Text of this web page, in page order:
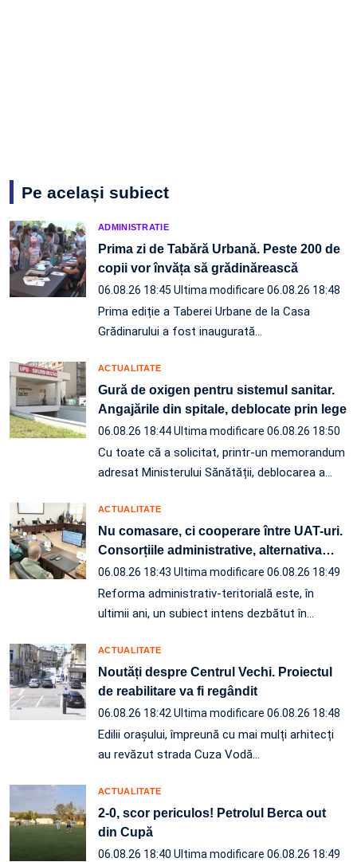
Pe același subiect
ADMINISTRATIE
Prima zi de Tabără Urbană. Peste 200 de
copii vor învăța să grădinărească
06.08.26 18:45 Ultima modificare 06.08.26 18:48
Prima ediție a Taberei Urbane de la Casa
Grădinarului a fost inaugurată…
ACTUALITATE
Gură de oxigen pentru sistemul sanitar.
Angajările din spitale, deblocate prin lege
06.08.26 18:44Ultima modificare 06.08.26 18:50
Cu toate că a solicitat, printr-un memorandum
adresat Ministerului Sănătății, deblocarea a…
ACTUALITATE
Nu comasare, ci cooperare între UAT-uri.
Consorțiile administrative, alternativa…
06.08.26 18:43 Ultima modificare 06.08.26 18:49
Reforma administrativ-teritorială este, în
ultimii ani, un subiect intens dezbătut în…
ACTUALITATE
Noutăți despre Centrul Vechi. Proiectul
de reabilitare va fi regândit
06.08.26 18:42Ultima modificare 06.08.26 18:48
Edilii orașului, împreună cu mai mulți arhitecți
au revăzut strada Cuza Vodă…
ACTUALITATE
2-0, scor periculos! Petrolul Berca out
din Cupă
06.08.26 18:40 Ultima modificare 06.08.26 18:49